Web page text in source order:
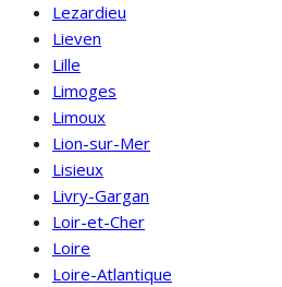
Lezardieu
Lieven
Lille
Limoges
Limoux
Lion-sur-Mer
Lisieux
Livry-Gargan
Loir-et-Cher
Loire
Loire-Atlantique